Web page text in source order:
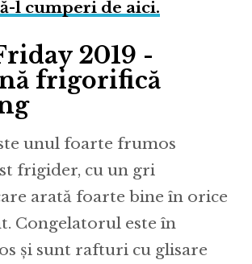
l cumperi de aici.
2019 -
frigorifică
unul foarte frumos
frigider, cu un gri
arată foarte bine în orice
Congelatorul este în
și sunt rafturi cu glisare